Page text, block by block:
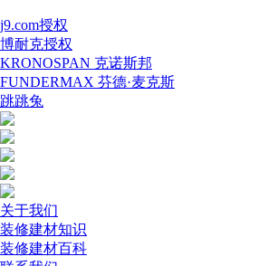
j9.com授权
博耐克授权
KRONOSPAN 克诺斯邦
FUNDERMAX 芬德·麦克斯
跳跳兔
关于我们
装修建材知识
装修建材百科